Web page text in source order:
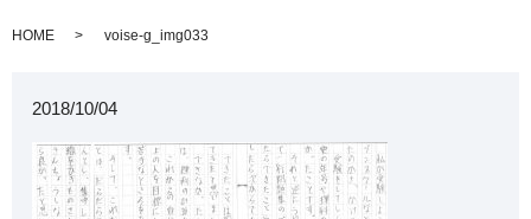
HOME voise-g_img033
2018/10/04